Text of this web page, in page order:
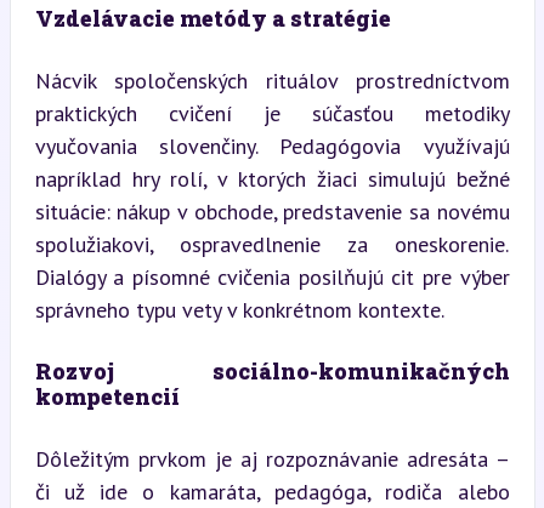
Vzdelávacie metódy a stratégie
Nácvik spoločenských rituálov prostredníctvom
praktických cvičení je súčasťou metodiky
vyučovania slovenčiny. Pedagógovia využívajú
napríklad hry rolí, v ktorých žiaci simulujú bežné
situácie: nákup v obchode, predstavenie sa novému
spolužiakovi, ospravedlnenie za oneskorenie.
Dialógy a písomné cvičenia posilňujú cit pre výber
správneho typu vety v konkrétnom kontexte.
Rozvoj sociálno-komunikačných
kompetencií
Dôležitým prvkom je aj rozpoznávanie adresáta –
či už ide o kamaráta, pedagóga, rodiča alebo